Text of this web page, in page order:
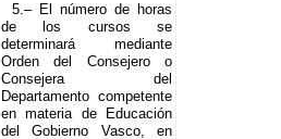
5.– El número de horas
de los cursos se
determinará mediante
Orden del Consejero o
Consejera del
Departamento competente
en materia de Educación
del Gobierno Vasco, en